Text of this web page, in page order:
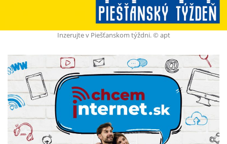
Inzerujte v Piešťanskom týždni. © apt